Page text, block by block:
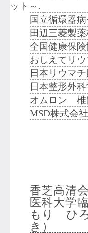
ット～.
国立循環器
田辺三菱製
全国健康保
おしえてリ
日本リウマ
日本整形外
オムロン 椎
MSD株式会
香芝高清
医科大
もり ひ